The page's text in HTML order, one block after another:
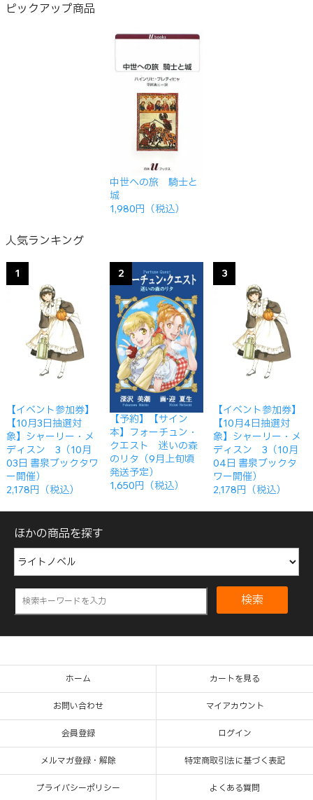
ピックアップ商品
中世への旅 騎士と
城
1,980円（税込）
人気ランキング
1
【イベント参加券】
【10月3日抽選対
象】シャーリー・メ
ディスン 3（10月
03日 書泉ブックタワ
ー開催）
2,178円（税込）
2
【予約】【サイン
本】フォーチュン・
クエスト 迷いの森
のリタ（9月上旬頃
発送予定）
1,650円（税込）
3
【イベント参加券】
【10月4日抽選対
象】シャーリー・メ
ディスン 3（10月
04日 書泉ブックタ
ワー開催）
2,178円（税込）
ほかの商品を探す
検索
ホーム カートを見る
お問い合わせ マイアカウント
会員登録 ログイン
メルマガ登録・解除 特定商取引法に基づく表記
プライバシーポリシー よくある質問